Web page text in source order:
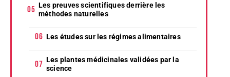
Les preuves scientifiques derrière les
méthodes naturelles
Les études sur les régimes alimentaires
Les plantes médicinales validées par la
science